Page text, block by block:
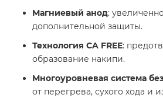
Магниевый анод:
дополнительной защиты.
Технология CA FREE:
образование накипи.
Многоуровневая система
от перегрева, сухого хода и